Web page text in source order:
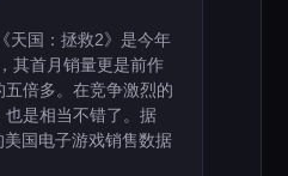
天国：拯救2》是今年
其首月销量更是前作
五倍多。在竞争激烈的
也是相当不错了。据
国电子游戏销售数据